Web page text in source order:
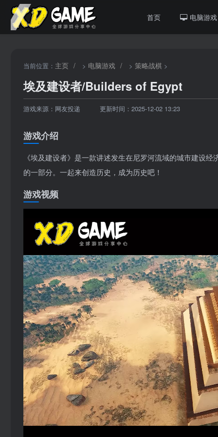
首页 电脑游戏
当前位置： 主页 / > 电脑游戏 / > 策略战棋 >
埃及建设者/Builders of Egypt
游戏来源：网友投递 更新时间：2025-12-02 13:23
游戏介绍
《埃及建设者》是一款讲述发生在尼罗河流域的城市建设
的一部分。一起来创造历史，成为历史吧！
游戏视频